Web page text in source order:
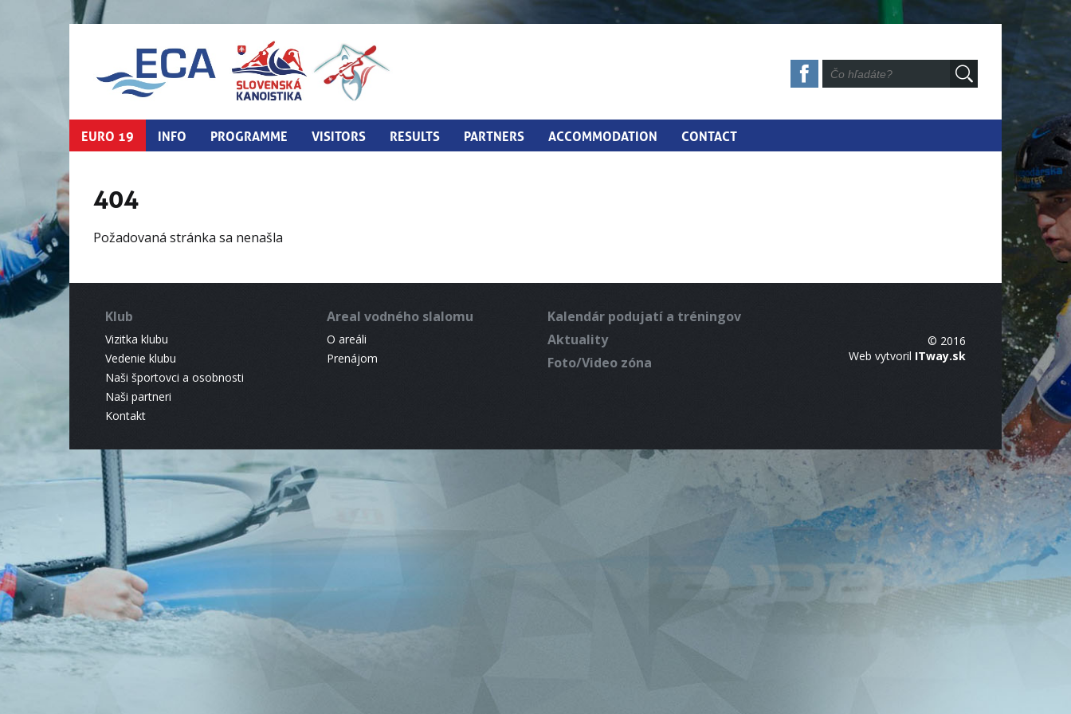
EURO 19 INFO PROGRAMME VISITORS RESULTS PARTNERS ACCOMMODATION CONTACT
404
Požadovaná stránka sa nenašla
Klub
Vizitka klubu
Vedenie klubu
Naši športovci a osobnosti
Naši partneri
Kontakt
Areal vodného slalomu
O areáli
Prenájom
Kalendár podujatí a tréningov
Aktuality
Foto/Video zóna
© 2016
Web vytvoril ITway.sk